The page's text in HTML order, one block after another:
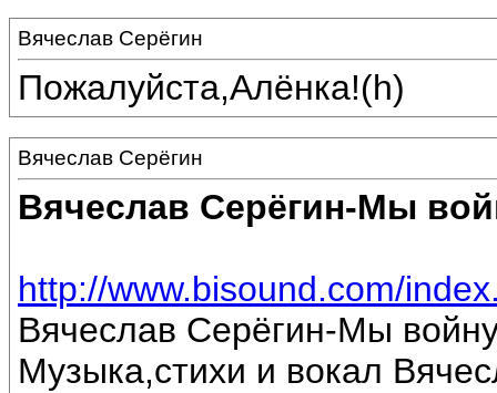
Вячеслав Серёгин
Пожалуйста,Алёнка!(h)
Вячеслав Серёгин
Вячеслав Серёгин-Мы
http://www.bisound.com/
Вячеслав Серёгин-Мы
Музыка,стихи и вокал